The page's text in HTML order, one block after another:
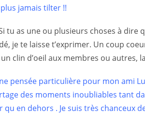
jamais tilter !!
tu as une ou plusieurs choses à dire
je te laisse t’exprimer. Un coup
clin d’oeil aux membres ou autres,
pensée particulière pour mon ami
des moments inoubliables tant
qu en dehors . Je suis très chanceux